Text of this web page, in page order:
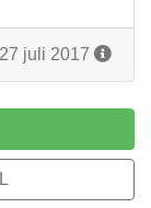
juli 2017